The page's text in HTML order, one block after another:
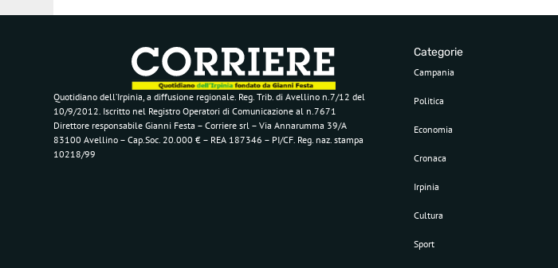
Quotidiano dell’Irpinia, a diffusione regionale. Reg. Trib. di Avellino n.7/12 del
10/9/2012. Iscritto nel Registro Operatori di Comunicazione al n.7671
Direttore responsabile Gianni Festa – Corriere srl – Via Annarumma 39/A
83100 Avellino – Cap.Soc. 20.000 € – REA 187346 – PI/CF. Reg. naz. stampa
10218/99
Categorie
Campania
Politica
Economia
Cronaca
Irpinia
Cultura
Sport